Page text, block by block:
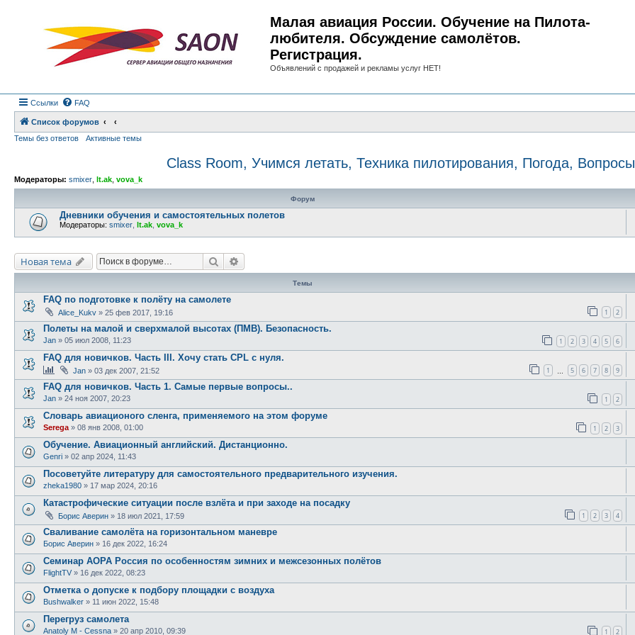
Малая авиация России. Обучение на Пилота-
любителя. Обсуждение самолётов.
Регистрация.
Объявлений с продажей и рекламы услуг НЕТ!
Ссылки FAQ
Список форумов
Темы без ответов
Активные темы
Class Room, Учимся летать, Техника пилотирования, Погода,
Модераторы: smixer lt.ak vova_k
Форум
Дневники обучения и самостоятельных полетов
Модераторы: smixer lt.ak vova_k
Новая тема Поиск
Темы
FAQ по подготовке к полёту на самолете
Alice_Kukv » 25 фев 2017, 19:16 1 2
Полеты на малой и сверхмалой высотах (ПМВ). Безопасность.
Jan » 05 июл 2008, 11:23 1 2 3 4 5 6
FAQ для новичков. Часть III. Хочу стать CPL c нуля.
Jan » 03 дек 2007, 21:52 1 5 6 7 8 9
FAQ для новичков. Часть 1. Самые первые вопросы..
Jan » 24 ноя 2007, 20:23 1 2
Словарь авиационого сленга, применяемого на этом форуме
Serega » 08 янв 2008, 01:00 1 2 3
Обучение. Авиационный английский. Дистанционно.
Genri » 02 апр 2024, 11:43
Посоветуйте литературу для самостоятельного предварительного изучения.
zheka1980 » 17 мар 2024, 20:16
Катастрофические ситуации после взлёта и при заходе на посадку
Борис Аверин » 18 июл 2021, 17:59 1 2 3 4
Сваливание самолёта на горизонтальном маневре
Борис Аверин » 16 дек 2022, 16:24
Семинар AOPA Россия по особенностям зимних и межсезонных полётов
FlightTV » 16 дек 2022, 08:23
Отметка о допуске к подбору площадки с воздуха
Bushwalker » 11 июн 2022, 15:48
Перегруз самолета
Anatoly M - Cessna » 20 апр 2010, 09:39 1 2